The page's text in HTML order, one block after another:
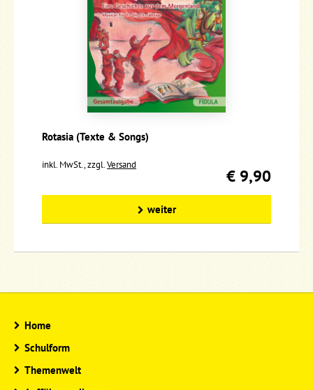
Rotasia (Texte & Songs)
inkl. MwSt., zzgl.Versand
€ 9,90
weiter
Home
Schulform
Themenwelt